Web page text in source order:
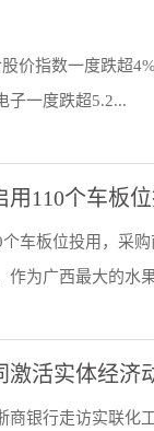
价指数一度跌超
子一度跌超5.2...
110个车板
车板位投用，采
作为广西最大的水
激活实体经济
银行走访实联化